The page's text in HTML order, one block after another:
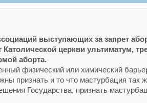
выступающих за запрет
церкви ультиматум,
аборта.
физический или химический
признать и то что мастурбация так
Государства, признать